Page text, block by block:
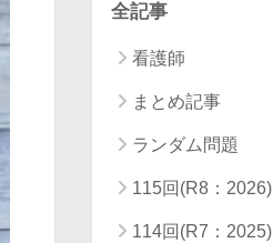
全記事
看護師
まとめ記事
ランダム問題
115回(R8：2026)
114回(R7：2025)